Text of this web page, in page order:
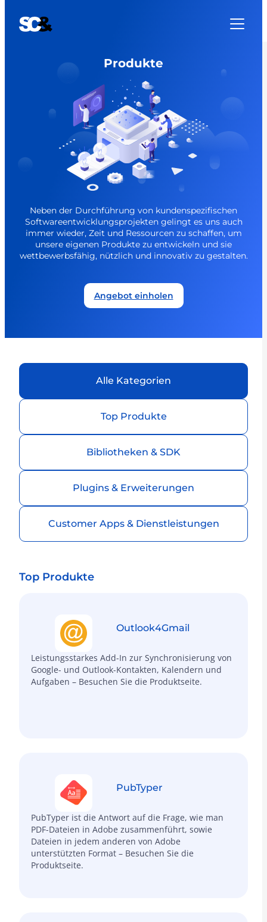
Produkte
Neben der Durchführung von kundenspezifischen
Softwareentwicklungsprojekten gelingt es uns auch
immer wieder, Zeit und Ressourcen zu schaffen, um
unsere eigenen Produkte zu entwickeln und sie
wettbewerbsfähig, nützlich und innovativ zu gestalten.
Angebot einholen
Alle Kategorien
Top Produkte
Bibliotheken & SDK
Plugins & Erweiterungen
Customer Apps & Dienstleistungen
Top Produkte
Outlook4Gmail
Leistungsstarkes Add-In zur Synchronisierung von
Google- und Outlook-Kontakten, Kalendern und
Aufgaben – Besuchen Sie die Produktseite.
PubTyper
PubTyper ist die Antwort auf die Frage, wie man
PDF-Dateien in Adobe zusammenführt, sowie
Dateien in jedem anderen von Adobe
unterstützten Format – Besuchen Sie die
Produktseite.